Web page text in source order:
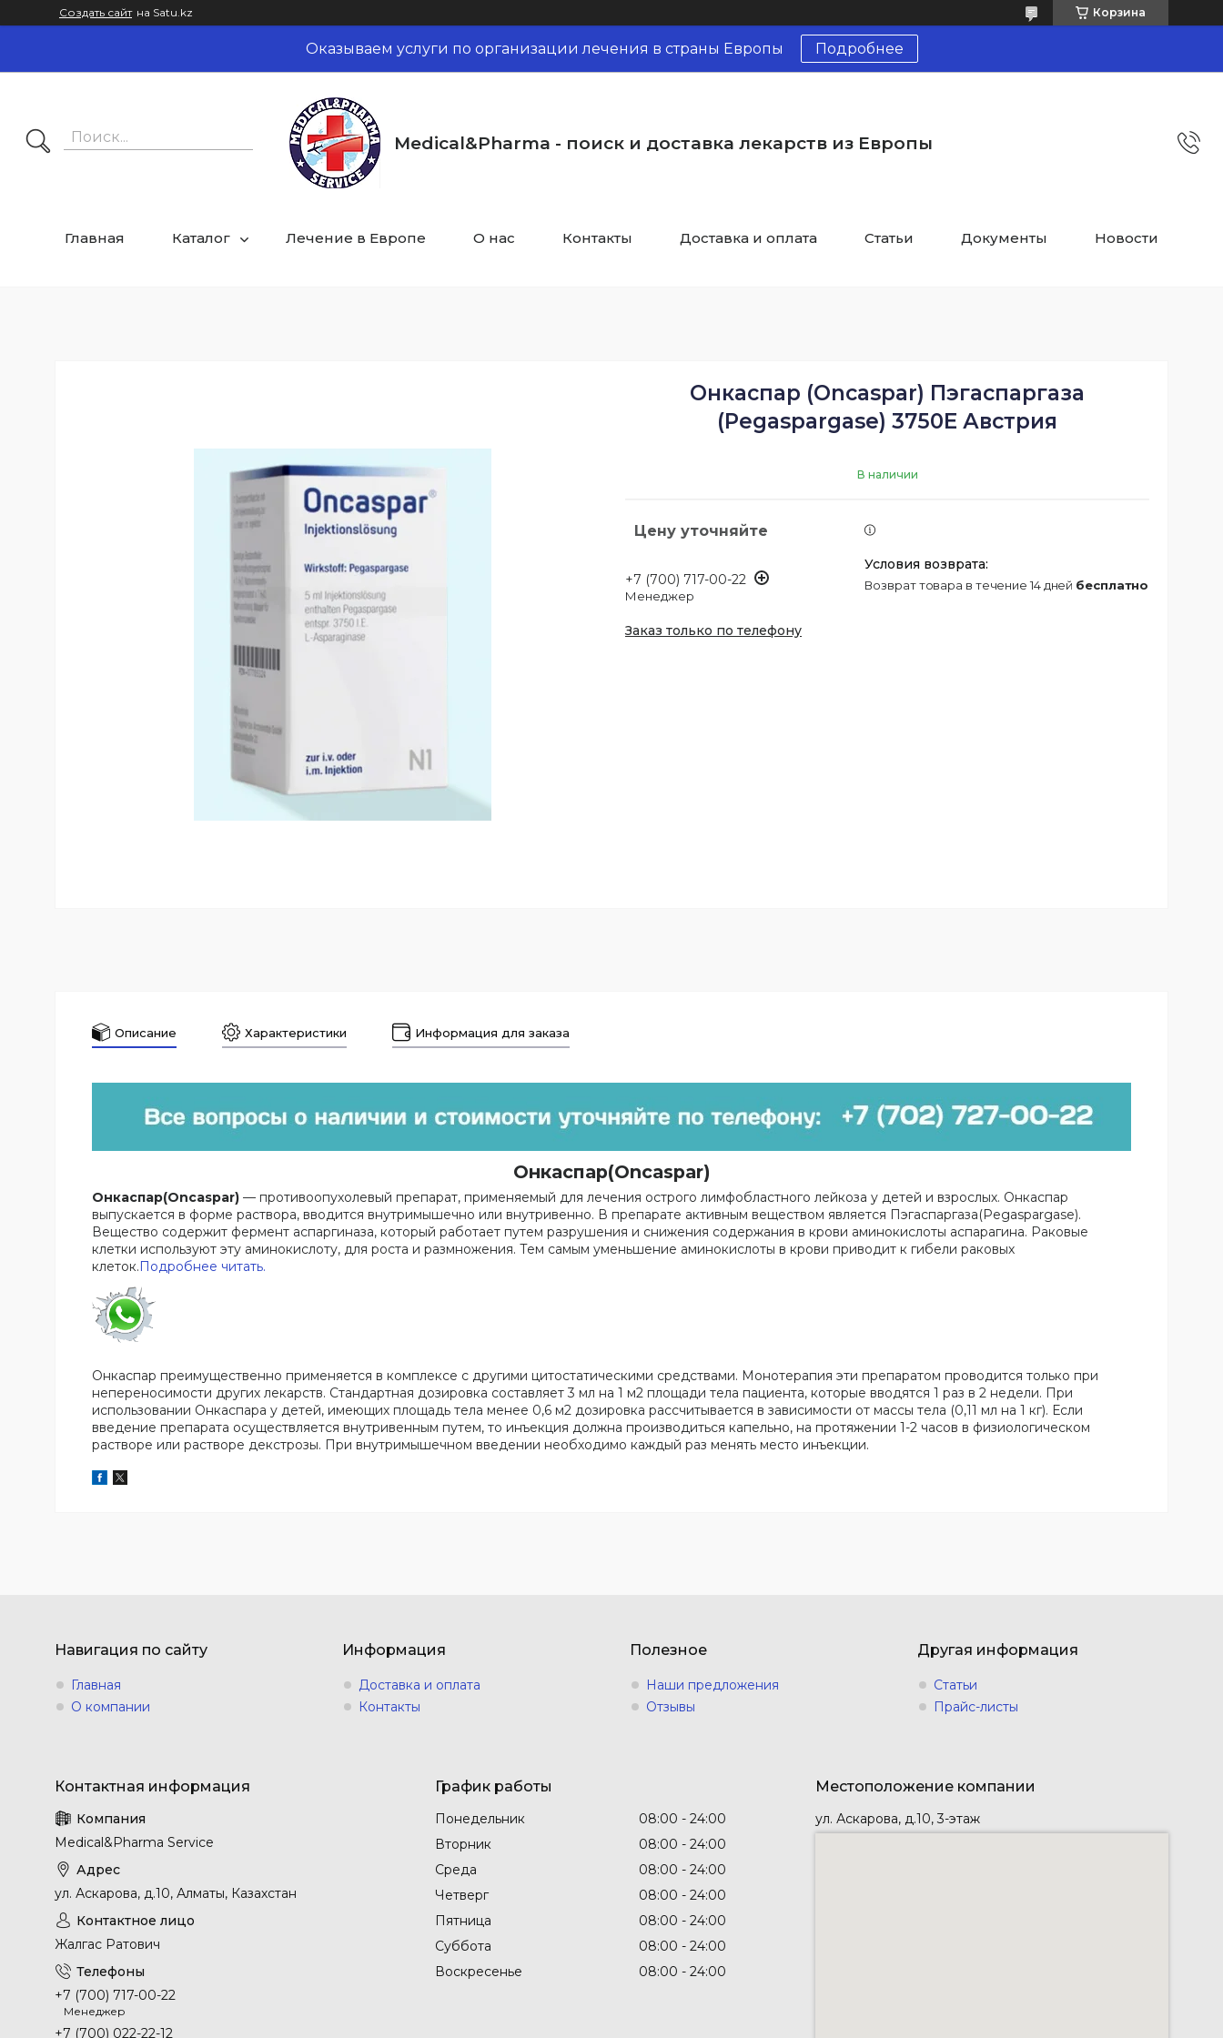
Создать сайт на Satu.kz Корзина
Оказываем услуги по организации лечения в страны Европы Подробнее
Medical&Pharma - поиск и доставка лекарств из Европы
Главная Каталог Лечение в Европе О нас Контакты Доставка и оплата Статьи Документы Новости
Онкаспар (Oncaspar) Пэгаспаргаза
(Pegaspargase) 3750Е Австрия
В наличии
Цену уточняйте
+7 (700) 717-00-22
Менеджер
Заказ только по телефону
возврат товара в течение 14 дней бесплатно
Описание Характеристики Информация для заказа
Онкаспар(Oncaspar)
Онкаспар(Oncaspar) — противоопухолевый препарат, применяемый для лечения острого лимфобластного лейкоза у детей и взрослых. Онкаспар
выпускается в форме раствора, вводится внутримышечно или внутривенно. В препарате активным веществом является Пэгаспаргаза(Pegaspargase).
Вещество содержит фермент аспаргиназа, который работает путем разрушения и снижения содержания в крови аминокислоты аспарагина. Раковые
клетки используют эту аминокислоту, для роста и размножения. Тем самым уменьшение аминокислоты в крови приводит к гибели раковых
клеток.Подробнее читать.
Онкаспар преимущественно применяется в комплексе с другими цитостатическими средствами. Монотерапия эти препаратом проводится только при
непереносимости других лекарств. Стандартная дозировка составляет 3 мл на 1 м2 площади тела пациента, которые вводятся 1 раз в 2 недели. При
использовании Онкаспара у детей, имеющих площадь тела менее 0,6 м2 дозировка рассчитывается в зависимости от массы тела (0,11 мл на 1 кг). Если
введение препарата осуществляется внутривенным путем, то инъекция должна производиться капельно, на протяжении 1-2 часов в физиологическом
растворе или растворе декстрозы. При внутримышечном введении необходимо каждый раз менять место инъекции.
Навигация по сайту
Главная
О компании
Информация
Доставка и оплата
Контакты
Полезное
Наши предложения
Отзывы
Другая информация
Статьи
Прайс-листы
Medical&Pharma Service
ул. Аскарова, д.10, Алматы, Казахстан
Жалгас Ратович
+7 (700) 717-00-22
Менеджер
+7 (700) 022-22-12
График работы
Понедельник 08:00
24:00
Вторник
08:00
24:00
Среда
08:00
24:00
Четверг
08:00
24:00
Пятница
08:00
24:00
Суббота
08:00
24:00
Воскресенье
08:00 24:00
Местоположение компании
ул. Аскарова, д.10, 3-этаж